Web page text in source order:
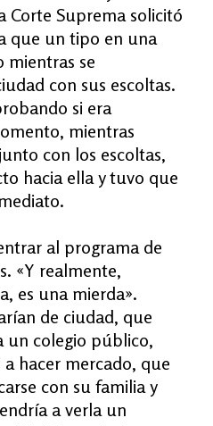
Corte Suprema solicitó
que un tipo en una
mientras se
con sus escoltas.
si era
mientras
con los escoltas,
hacia ella y tuvo que
al programa de
«Y realmente,
es una mierda».
de ciudad, que
un colegio público,
hacer mercado, que
con su familia y
a verla un